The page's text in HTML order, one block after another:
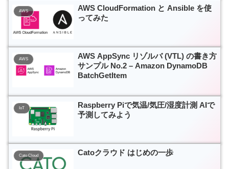
AWS
AWS CloudFormation と Ansible を使
ってみた
AWS
AWS AppSync リゾルバ (VTL) の書き方
サンプル No.2 – Amazon DynamoDB
BatchGetItem
IoT
Raspberry Piで気温/気圧/湿度計測 AIで
予測してみよう
Cato Cloud Catoクラウド はじめの一歩